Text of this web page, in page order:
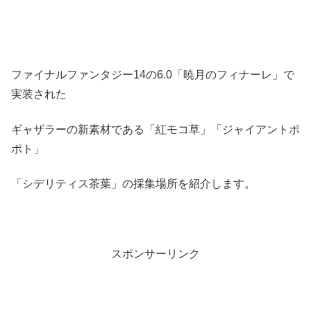
ファイナルファンタジー14の6.0「暁月のフィナーレ」で
実装された
ギャザラーの新素材である「紅モコ草」「ジャイアントポ
ポト」
「シデリティス茶葉」の採集場所を紹介します。
スポンサーリンク